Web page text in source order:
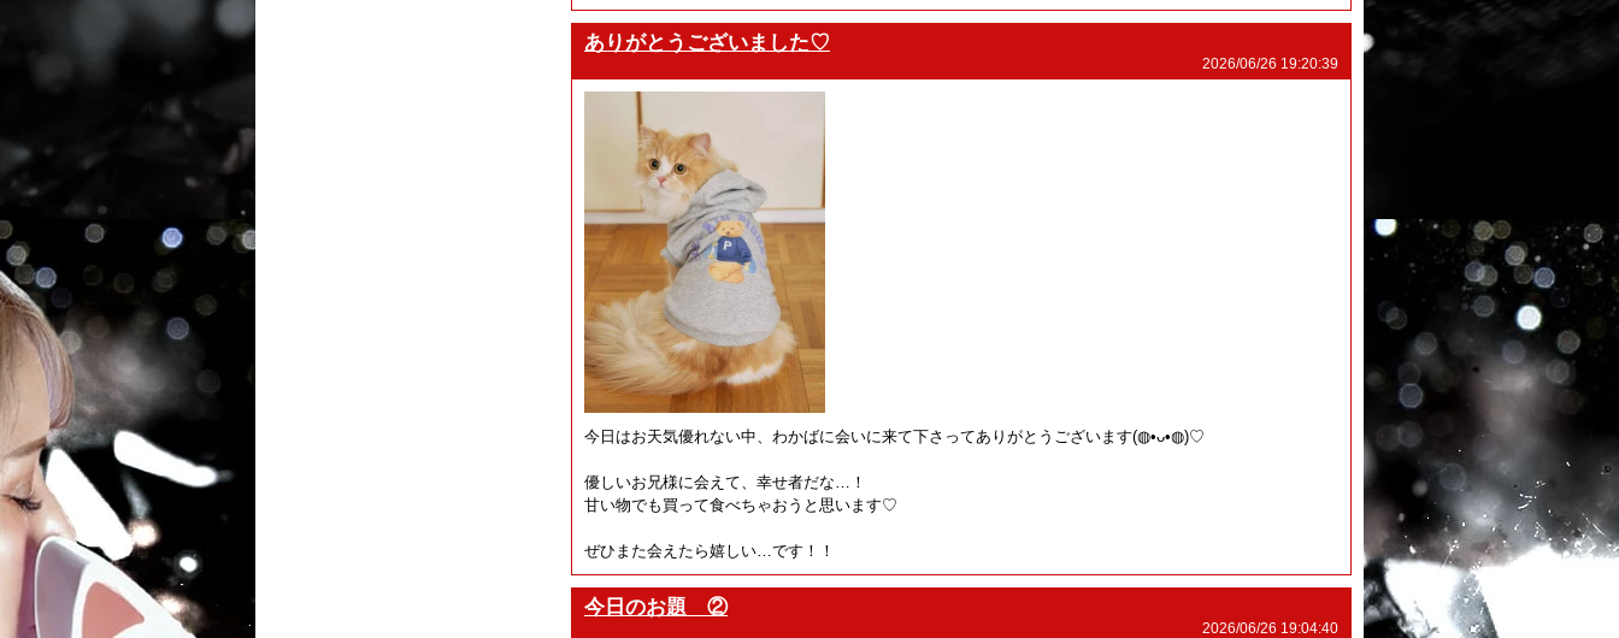
ありがとうございました♡
2026/06/26 19:20:39
今日はお天気優れない中、わかばに会いに来て下さってありがとうございます(⁠◍⁠•⁠ᴗ⁠•⁠◍⁠)♡
優しいお兄様に会えて、幸せ者だな…！
甘い物でも買って食べちゃおうと思います♡
ぜひまた会えたら嬉しい…です！！
今日のお題 ②
2026/06/26 19:04:40